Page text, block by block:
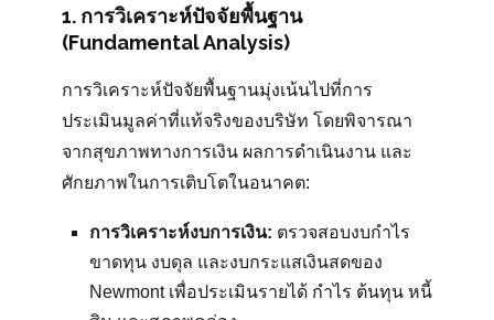
1. การวิเคราะห์ปัจจัยพื้นฐาน
(Fundamental Analysis)
การวิเคราะห์ปัจจัยพื้นฐานมุ่งเน้นไปที่การ
ประเมินมูลค่าที่แท้จริงของบริษัท โดยพิจารณา
จากสุขภาพทางการเงิน ผลการดำเนินงาน และ
ศักยภาพในการเติบโตในอนาคต:
การวิเคราะห์งบการเงิน: ตรวจสอบงบกำไร
ขาดทุน งบดุล และงบกระแสเงินสดของ
Newmont เพื่อประเมินรายได้ กำไร ต้นทุน หนี้